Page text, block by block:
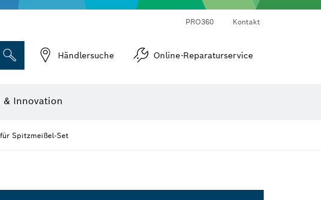
PRO360 Kontakt
Händlersuche Online-Reparaturservice
& Innovation
für Spitzmeißel-Set